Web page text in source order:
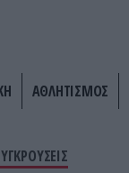
ΑΘΛΗΤΙΣΜΟΣ